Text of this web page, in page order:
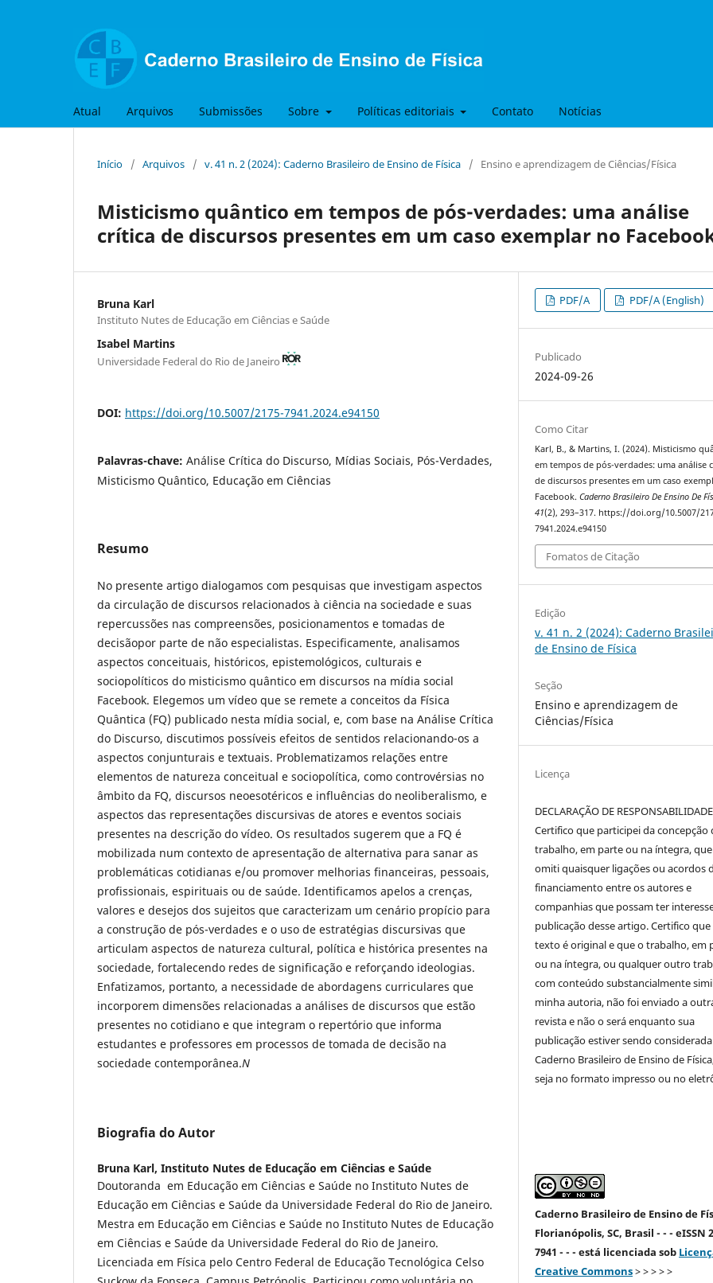
Atual Arquivos Submissões Sobre Políticas editoriais Contato Notícias
Início / Arquivos / v. 41 n. 2 (2024): Caderno Brasileiro de Ensino de Física / Ensino e aprendizagem de Ciências/Física
Misticismo quântico em tempos de pós-verdades: uma análise
crítica de discursos presentes em um caso exemplar no
Bruna Karl
Instituto Nutes de Educação em Ciências e Saúde
Isabel Martins
Universidade Federal do Rio de Janeiro
DOI: https://doi.org/10.5007/2175-7941.2024.e94150
Palavras-chave: Análise Crítica do Discurso, Mídias Sociais, Pós-Verdades,
Misticismo Quântico, Educação em Ciências
Resumo
No presente artigo dialogamos com pesquisas que investigam aspectos
da circulação de discursos relacionados à ciência na sociedade e suas
repercussões nas compreensões, posicionamentos e tomadas de
decisãopor parte de não especialistas. Especificamente, analisamos
aspectos conceituais, históricos, epistemológicos, culturais e
sociopolíticos do misticismo quântico em discursos na mídia social
Facebook. Elegemos um vídeo que se remete a conceitos da Física
Quântica (FQ) publicado nesta mídia social, e, com base na Análise Crítica
do Discurso, discutimos possíveis efeitos de sentidos relacionando-os a
aspectos conjunturais e textuais. Problematizamos relações entre
elementos de natureza conceitual e sociopolítica, como controvérsias no
âmbito da FQ, discursos neoesotéricos e influências do neoliberalismo, e
aspectos das representações discursivas de atores e eventos sociais
presentes na descrição do vídeo. Os resultados sugerem que a FQ é
mobilizada num contexto de apresentação de alternativa para sanar as
problemáticas cotidianas e/ou promover melhorias financeiras, pessoais,
profissionais, espirituais ou de saúde. Identificamos apelos a crenças,
valores e desejos dos sujeitos que caracterizam um cenário propício para
a construção de pós-verdades e o uso de estratégias discursivas que
articulam aspectos de natureza cultural, política e histórica presentes na
sociedade, fortalecendo redes de significação e reforçando ideologias.
Enfatizamos, portanto, a necessidade de abordagens curriculares que
incorporem dimensões relacionadas a análises de discursos que estão
presentes no cotidiano e que integram o repertório que informa
estudantes e professores em processos de tomada de decisão na
sociedade contemporânea.N
Biografia do Autor
Bruna Karl, Instituto Nutes de Educação em Ciências e Saúde
Doutoranda em Educação em Ciências e Saúde no Instituto Nutes de
Educação em Ciências e Saúde da Universidade Federal do Rio de Janeiro.
Mestra em Educação em Ciências e Saúde no Instituto Nutes de Educação
em Ciências e Saúde da Universidade Federal do Rio de Janeiro.
Licenciada em Física pelo Centro Federal de Educação Tecnológica Celso
PDF/A PDF/A (English)
Publicado
2024-09-26
Como Citar
Karl, B., & Martins, I. (2024). Misticismo
em tempos de pós-verdades: uma análise
de discursos presentes em um caso
Facebook.Caderno Brasileiro De Ensino De
41(2), 293–317. https://doi.org/10.5007/
7941.2024.e94150
Fomatos de Citação
Edição
v. 41 n. 2 (2024): Caderno
de Ensino de Física
Seção
Ensino e aprendizagem de
Ciências/Física
Licença
DECLARAÇÃO DE RESPONSABILIDADE
Certifico que participei da concepção
trabalho, em parte ou na íntegra,
omiti quaisquer ligações ou acordos
financiamento entre os autores e
companhias que possam ter
publicação desse artigo. Certifico que
texto é original e que o trabalho, em
ou na íntegra, ou qualquer outro
com conteúdo substancialmente
minha autoria, não foi enviado a
revista e não o será enquanto sua
publicação estiver sendo
Caderno Brasileiro de Ensino de
seja no formato impresso ou no
Caderno Brasileiro de Ensino de
Florianópolis, SC, Brasil - - - eISSN
7941 - - - está licenciada sob
Creative Commons> > > > >